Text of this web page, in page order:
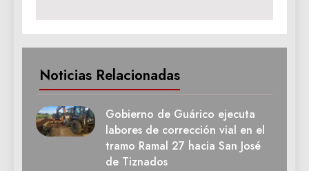
Noticias Relacionadas
Gobierno de Guárico ejecuta
labores de corrección vial en el
tramo Ramal 27 hacia San José
de Tiznados